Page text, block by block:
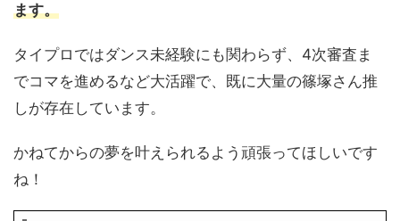
ます。
タイプロではダンス未経験にも関わらず、4次審査ま
でコマを進めるなど大活躍で、既に大量の篠塚さん推
しが存在しています。
かねてからの夢を叶えられるよう頑張ってほしいです
ね！